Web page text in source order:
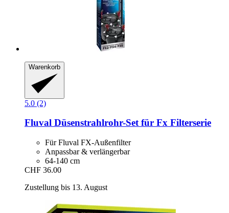
Warenkorb
5.0 (2)
Fluval Düsenstrahlrohr-​Set für Fx Filterserie
Für Fluval FX-Außenfilter
Anpassbar & verlängerbar
64-140 cm
CHF 36.00
Zustellung bis 13. August